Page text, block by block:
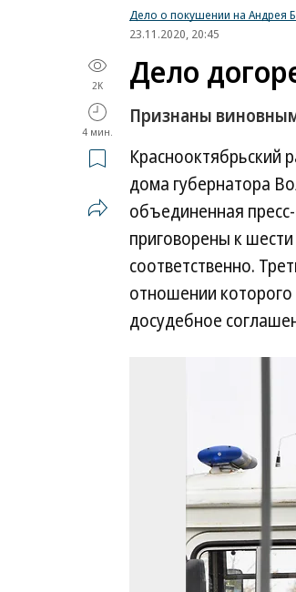
Дело о покушении на Андрея
23.11.2020, 20:45
2K
4 мин.
Дело
Признаны
Краснооктябрьский
дома губернатора
объединенная
приговорены к
соответственно.
отношении которого
досудебное